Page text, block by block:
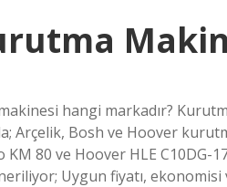
hangi markadır?
Arçelik, Bosh ve Hoover
KM 80 ve Hoover HLE C10DG-
Uygun fiyatı, ekonomisi